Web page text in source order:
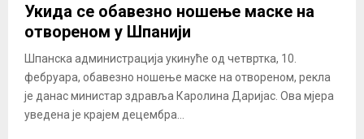
Укида се обавезно ношење маске на
отвореном у Шпанији
Шпанска администрација укинуће од четвртка, 10.
фебруара, обавезно ношење маске на отвореном, рекла
је данас министар здравља Каролина Даријас. Ова мјера
уведена је крајем децембра...